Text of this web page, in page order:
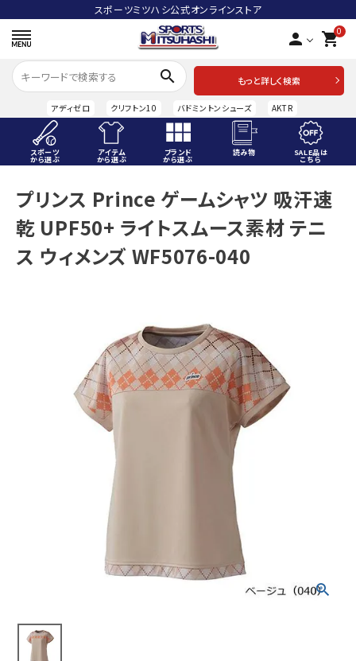
スポーツミツハシ公式オンラインストア
person 0
shopping_cart
search
もっと詳しく検索
アディゼロ クリフトン10 バドミントンシューズ AKTR
スポーツ
から選ぶ
アイテム
から選ぶ
ブランド
から選ぶ
読み物 SALE品は
こちら
ACCOUNT MENU
ようこそ ゲスト 様
meeting_room ログイン person 会員登録
ブランドから選ぶ
SALE品はこちら
プリンス Prince ゲームシャツ 吸汗速
乾 UPF50+ ライトスムース素材 テニ
ス ウィメンズ WF5076-040